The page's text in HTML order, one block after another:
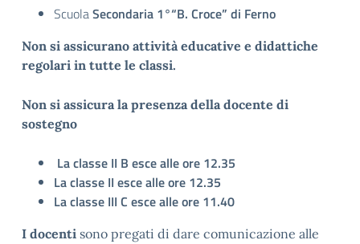
ScuolaSecondaria 1°“B. Croce” di Ferno
Non si assicurano attività educative e didattiche
regolari in tutte le classi.
Non si assicura la presenza della docente di
sostegno
La classe II B esce alle ore 12.35
La classe II esce alle ore 12.35
La classe III C esce alle ore 11.40
I docenti sono pregati di dare comunicazione alle